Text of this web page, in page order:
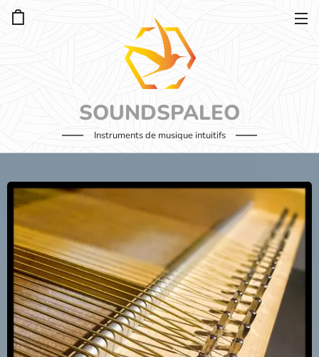
SOUNDSPALEO
Instruments de musique intuitifs